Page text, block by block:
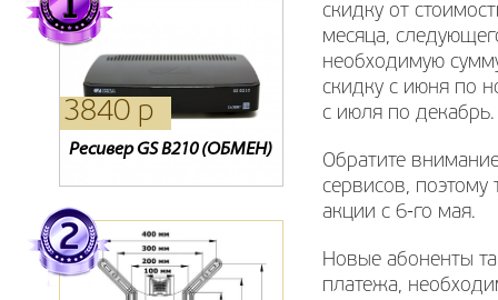
3840 р
Ресивер GS B210 (ОБМЕН)
7590 р
Ресивер GS U510
1495 р
Ресивер Oriel 305
скидку от
месяца,
необходимую
скидку с июня по
с июля по декабрь.
Обратите
сервисов, поэтому
акции с 6-го мая.
Новые абоненты
платежа,